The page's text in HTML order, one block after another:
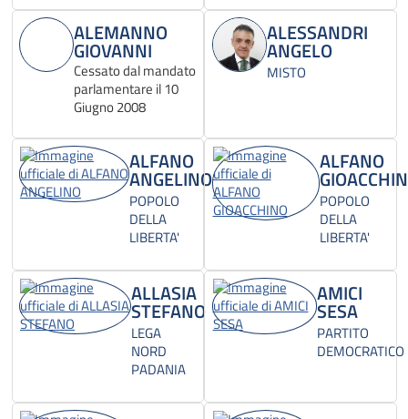
ALEMANNO
GIOVANNI
Cessato dal mandato
parlamentare il 10
Giugno 2008
ALESSANDRI
ANGELO
MISTO
ALFANO
ANGELINO
POPOLO
DELLA
LIBERTA'
ALFANO
POPOLO
DELLA
LIBERTA'
ALLASIA
STEFANO
LEGA
NORD
PADANIA
AMICI
SESA
PARTITO
DEMOCRATICO